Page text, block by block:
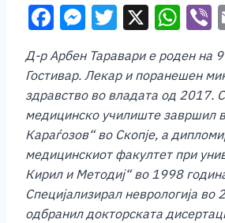
F
a
c
e
b
o
o
k
M
e
ss
e
n
g
er
T
tt
er
X W
at
s
A
p
p
b
Д-р Арбен Таравари е роден на
Гостивар. Лекар и поранешен
здравство во владата од 2017.
медицинско училиште завршил
Караѓозов“ во Скопје, а
медицинскиот факултет при
Кирил и Методиј“ во 1998
Специјализирал неврологија во
одбранил докторската